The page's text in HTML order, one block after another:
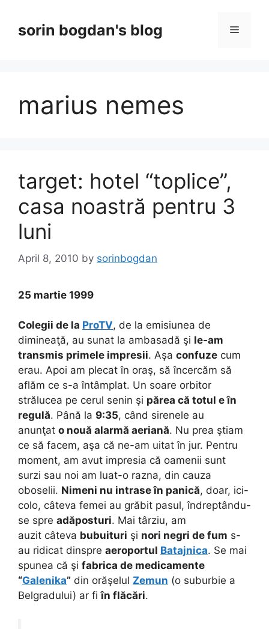
contentsorin bogdan's blog Menu
marius nemes
target: hotel “toplice”,
casa noastră pentru 3
luni
April 8, 2010 by sorinbogdan
25 martie 1999
Colegii de la ProTV, de la emisiunea de
dimineaţă, au sunat la ambasadă şi le-am
transmis primele impresii. Aşa confuze cum
erau. Apoi am plecat în oraş, să încercăm să
aflăm ce s-a întâmplat. Un soare orbitor
strălucea pe cerul senin şi părea că totul e în
regulă. Până la 9:35, când sirenele au
anunţat o nouă alarmă aeriană. Nu prea ştiam
ce să facem, aşa că ne-am uitat în jur. Pentru
moment, am avut impresia că oamenii sunt
surzi sau noi am luat-o razna, din cauza
oboselii. Nimeni nu intrase în panică, doar, ici-
colo, câteva femei au grăbit pasul, îndreptându-
se spre adăposturi. Mai târziu, am
auzit câteva bubuituri şi nori negri de fum s-
au ridicat dinspre aeroportul Batajnica. Se mai
spunea că şi fabrica de medicamente
“Galenika” din orăşelul Zemun (o suburbie a
Belgradului) ar fiîn flăcări.